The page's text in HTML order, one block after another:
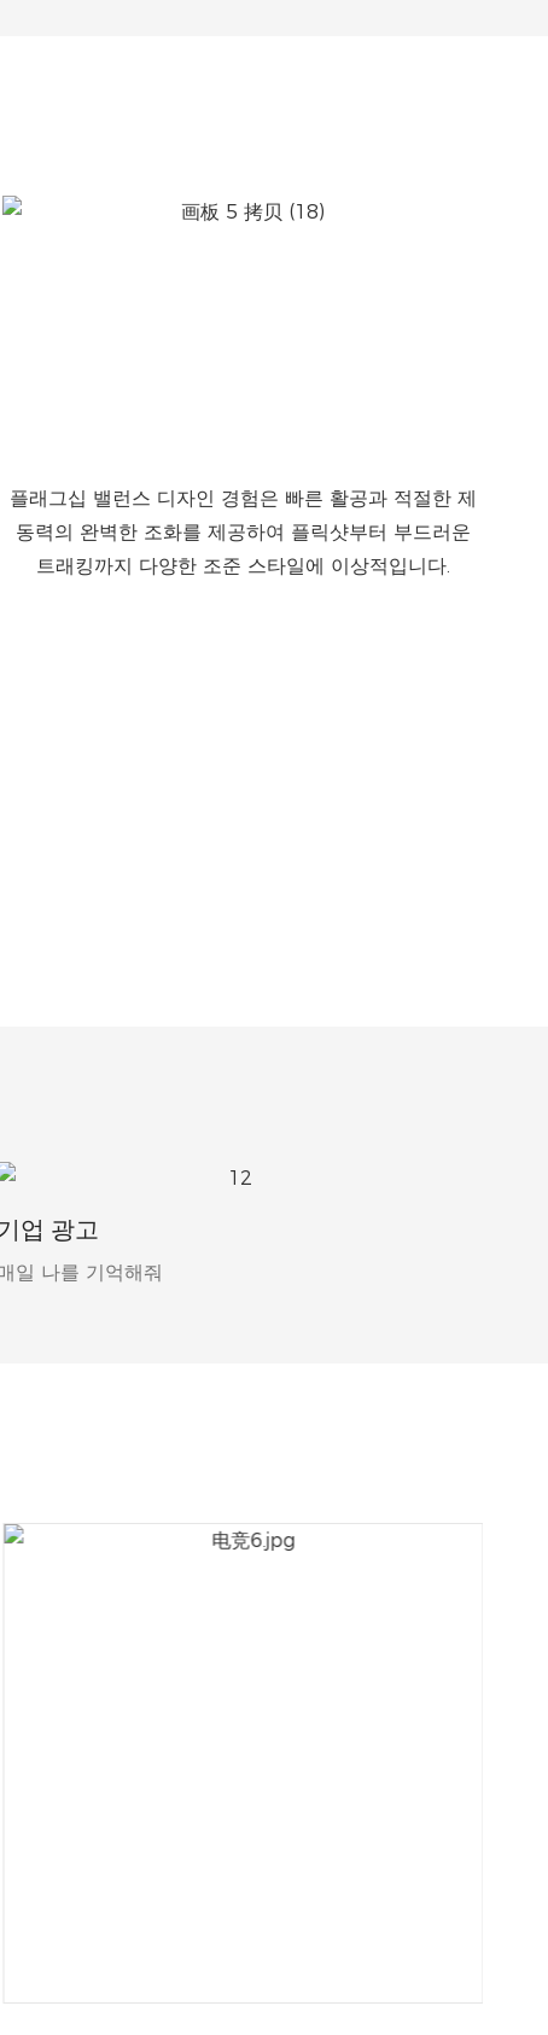
플래그십 밸런스 디자인 경험은 빠른 활공과 적절한 제
동력의 완벽한 조화를 제공하여 플릭샷부터 부드러운
트래킹까지 다양한 조준 스타일에 이상적입니다.
업 광고
일 나를 기억해줘